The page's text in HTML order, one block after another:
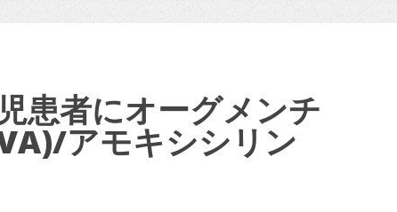
患者にオーグメンチ
アモキシシリン